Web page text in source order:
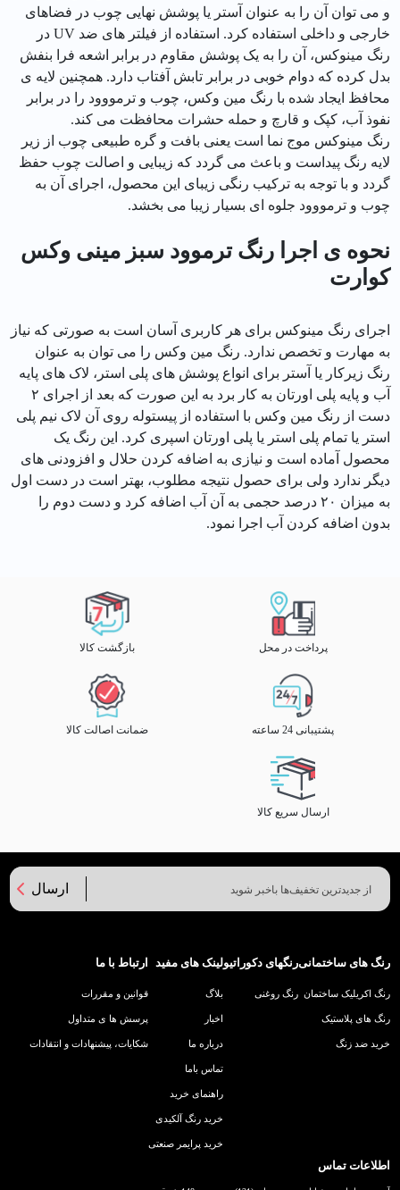
و می توان آن را به عنوان آستر یا پوشش نهایی چوب در فضاهای
خارجی و داخلی استفاده کرد. استفاده از فیلتر های ضد UV در
رنگ مینوکس، آن را به یک پوشش مقاوم در برابر اشعه فرا بنفش
بدل کرده که دوام خوبی در برابر تابش آفتاب دارد. همچنین لایه ی
محافظ ایجاد شده با رنگ مین وکس، چوب و ترمووود را در برابر
نفوذ آب، کپک و قارچ و حمله حشرات محافظت می کند.
رنگ مینوکس موج نما است یعنی بافت و گره طبیعی چوب از زیر
لایه رنگ پیداست و باعث می گردد که زیبایی و اصالت چوب حفظ
گردد و با توجه به ترکیب رنگی زیبای این محصول، اجرای آن به
چوب و ترمووود جلوه ای بسیار زیبا می بخشد.
نحوه ی اجرا رنگ ترموود سبز مینی وکس
كوارت
اجرای رنگ مینوکس برای هر کاربری آسان است به صورتی که نیاز
به مهارت و تخصص ندارد. رنگ مین وکس را می توان به عنوان
رنگ زیرکار یا آستر برای انواع پوشش های پلی استر، لاک های پایه
آب و پایه پلی اورتان به کار برد به این صورت که بعد از اجرای ۲
دست از رنگ مین وکس با استفاده از پیستوله روی آن لاک نیم پلی
استر یا تمام پلی استر یا پلی اورتان اسپری کرد. این رنگ یک
محصول آماده است و نیازی به اضافه کردن حلال و افزودنی های
دیگر ندارد ولی برای حصول نتیجه مطلوب، بهتر است در دست اول
به میزان ۲۰ درصد حجمی به آن آب اضافه کرد و دست دوم را
بدون اضافه کردن آب اجرا نمود.
پرداخت در محل بازگشت کالا
پشتیبانی 24 ساعته ضمانت اصالت کالا
ارسال سریع کالا
ارسال
رنگ های ساختمانی
رنگ اکریلیک ساختمان
رنگ های پلاستیک
خرید ضد زنگ
رنگهای دکوراتیو
رنگ روغنی
لینک های مفید
بلاگ
اخبار
درباره ما
تماس باما
راهنمای خرید
خرید رنگ آلکیدی
خرید پرایمر صنعتی
ارتباط با ما
قوانین و مقررات
پرسش ها ی متداول
شکایات، پیشنهادات و انتقادات
اطلاعات تماس